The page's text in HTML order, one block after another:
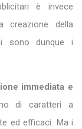
è invece
creazione della
sono dunque i
immediata e
di caratteri a
ed efficaci. Ma i